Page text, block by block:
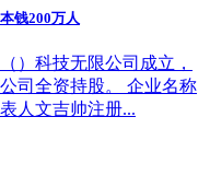
钱200万人
）科技无限公司成立，
司全资持股。 企业名称
人文吉帅注册...